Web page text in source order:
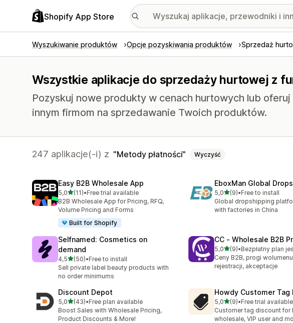
Shopify App Store
Wyszukiwanie produktów Opcje pozyskiwania produktów Sprzedaż
Wszystkie aplikacje do sprzedaży hurtowej z
Pozyskuj nowe produkty w cenach hurtowych lub oferuj
innym firmom na sprzedawanie Twoich produktów.
247 aplikacje(-i) z Metody płatności Wyczyść
Easy B2B Wholesale App
5,0na 5 gwiazdek
(11)
Łączna liczba recenzji: 11
•Free trial available
B2B Wholesale App for Pricing, RFQ,
Volume Pricing and Forms
Built for Shopify
EboxMan Global
5,0na 5 gwiazdek
(9)
Łączna liczba recenzji: 9
•Free to install
Global dropshipping
with factories in China
Selfnamed: Cosmetics on
demand
4,5na 5 gwiazdek
(50)
Łączna liczba recenzji: 50
•Free to install
Sell private label beauty products with
no order minimums
CC ‑ Wholesale B2B
5,0na 5 gwiazdek
(9)
Łączna liczba recenzji: 9
•Bezpłatny plan
Ceny B2B, progi
rejestracji, akceptacje
Discount Depot
5,0na 5 gwiazdek
(43)
Łączna liczba recenzji: 43
•Free plan available
Boost Sales with Wholesale Pricing,
Product Discounts & More!
Howdy Customer Tag
5,0na 5 gwiazdek
(9)
Łączna liczba recenzji: 9
•Free trial available
Customer tag discount for
wholesale, VIP user and